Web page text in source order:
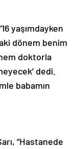
yaşımdayken
dönem benim
doktorla
dedi.
babamın
“Hastanede